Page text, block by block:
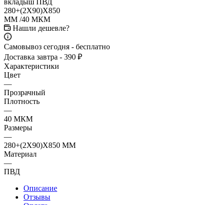
Нашли дешевле?
Самовывоз сегодня - бесплатно
Доставка завтра - 390 ₽
Характеристики
Цвет
—
Прозрачный
Плотность
—
40 МКМ
Размеры
—
280+(2Х90)Х850 ММ
Материал
—
ПВД
Описание
Отзывы